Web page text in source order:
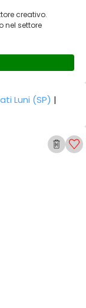
creativo.
nel settore
Luni (SP) |